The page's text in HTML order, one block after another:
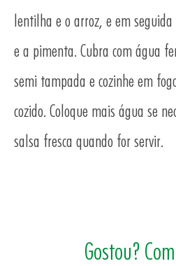
lentilha e o arroz, e em
e a pimenta. Cubra com água
semi tampada e cozinhe em
cozido. Coloque mais água se
salsa fresca quando for servir.
Gostou?